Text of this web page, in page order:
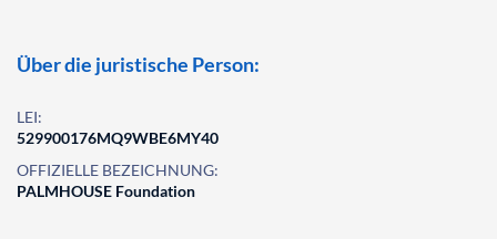
Über die juristische Person:
LEI:
529900176MQ9WBE6MY40
OFFIZIELLE BEZEICHNUNG:
PALMHOUSE Foundation